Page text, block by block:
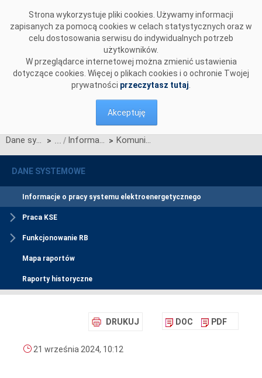
Strona wykorzystuje pliki cookies. Używamy informacji
zapisanych za pomocą cookies w celach statystycznych oraz w
celu dostosowania serwisu do indywidualnych potrzeb
użytkowników.
W przeglądarce internetowej można zmienić ustawienia
dotyczące cookies. Więcej o plikach cookies i o ochronie Twojej
prywatności przeczytasz tutaj
Akceptuję
Dane systemowe > Informacje o pracy systemu elektroenergetycznego > Komunikat o nierynkowym redysponowaniu jednostek wytwórczych Farm Wiatrowych w KSE w dn. 21.09.2024 (aktualizacja)
DANE SYSTEMOWE
Informacje o pracy systemu elektroenergetycznego
Praca KSE
Funkcjonowanie RB
Mapa raportów
Raporty historyczne
DRUKUJ DOC PDF
21 września 2024, 10:12